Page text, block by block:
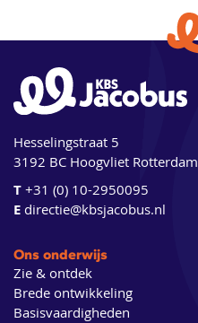
Hesselingstraat 5
3192 BC Hoogvliet Rotterdam
T +31 (0) 10-2950095
E directie@kbsjacobus.nl
Ons onderwijs
Zie & ontdek
Brede ontwikkeling
Basisvaardigheden